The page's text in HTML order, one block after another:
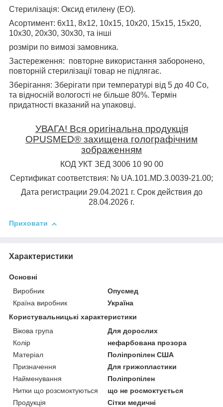
Стерилізація: Оксид етилену (ЕО).
Асортимент: 6х11, 8х12, 10х15, 10х20, 15х15, 15х20,
10х30, 20х30, 30х30, та інші
розміри по вимозі замовника.
Застереження: повторне використання заборонено,
повторній стерилізації товар не підлягає.
Зберігання: Зберігати при температурі від 5 до 40 Со,
та відносній вологості не більше 80%. Термін
придатності вказаний на упаковці.
УВАГА! Вся оригінальна продукція
OPUSMED® захищена голографічним
зображенням
КОД УКТ ЗЕД 3006 10 90 00
Сертификат соответствия: № UA.101.MD.3.0039-21.00;
Дата регистрации 29.04.2021 г. Срок действия до
28.04.2026 г.
Приховати
Характеристики
Основні
Виробник
Опусмед
Країна виробник
Україна
Користувальницькі характеристики
Вікова група
Для дорослих
Колір
нефарбована прозора
Матеріал
Поліпропілен США
Призначення
Для грижопластики
Найменування
Поліпропілен
Нитки що розсмоктуються
що не росмоктується
Продукція
Сітки медичні